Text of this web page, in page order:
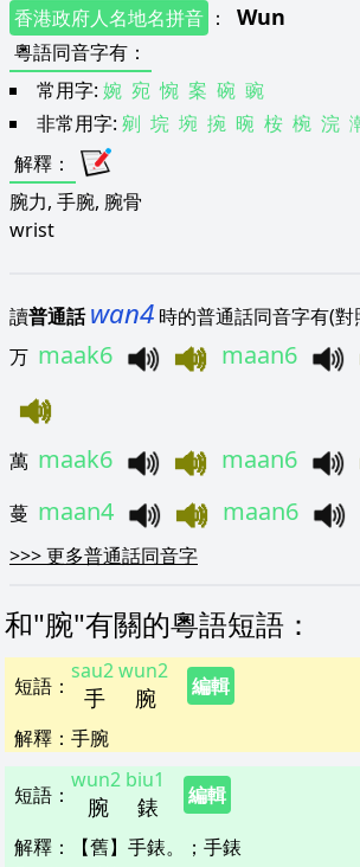
香港政府人名地名拼音 ： Wun
粵語同音字有 ：
常用字: 婉 宛 惋 案 碗 豌
非常用字: 剜 垸 埦 捥 晼 桉 椀 浣
解釋 ：
腕力, 手腕, 腕骨
wrist
讀普通話 wan4 時的普通話同音字有(對
万 maak6 maan6
萬 maak6 maan6
蔓 maan4 maan6
>>>更多普通話同音字
和"腕"有關的粵語短語 ：
短語 ： 手
sau2
腕
wun2
編輯
解釋 ： 手腕
短語 ： 腕
wun2
錶
biu1
編輯
解釋 ：
【舊】手錶。；手錶